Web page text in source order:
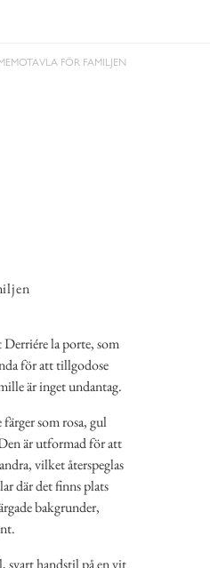
FÖR FAMILJEN
la porte, som
för att tillgodose
är inget undantag.
som rosa, gul
är utformad för att
vilket återspeglas
där det finns plats
bakgrunder,